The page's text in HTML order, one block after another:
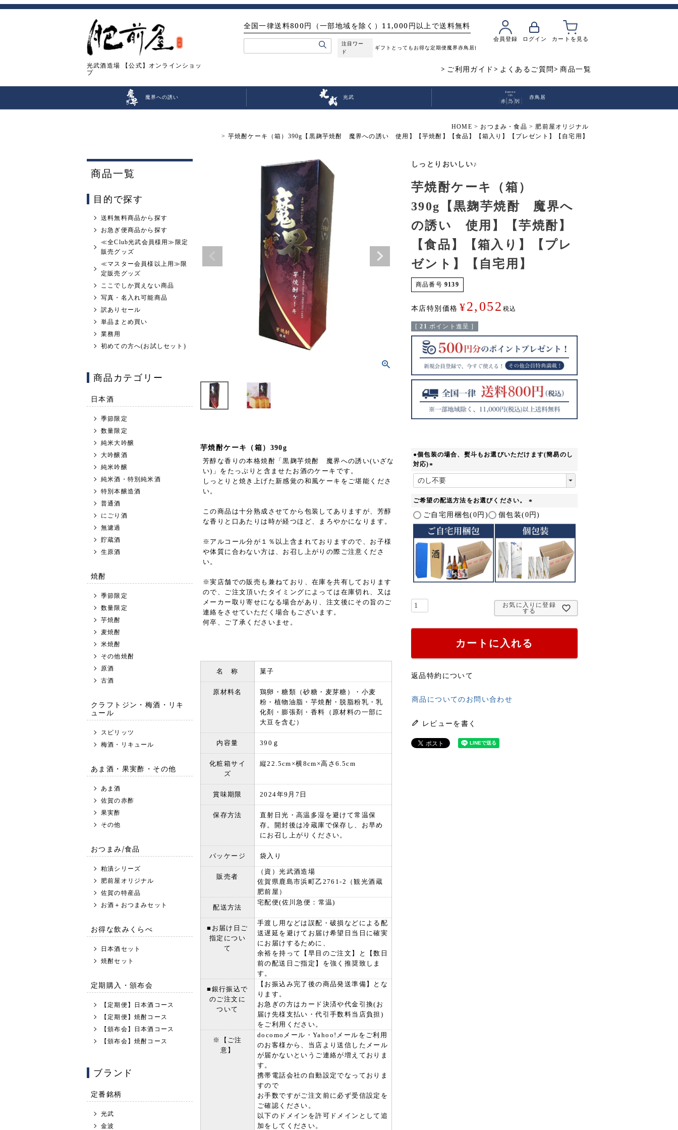
光武酒造場 【公式】オンラインショッ
プ
会員登録 ログイン カートを見る
全国一律送料800円（一部地域を除く）11,000円以上で送料無料
注目ワー
ド
ギフト とってもお得な定期便 魔界赤鳥居飲み比べ
ご利用ガイド よくあるご質問 商品一覧
魔界への誘い 光武 赤鳥居
HOME おつまみ・食品
肥前屋オリジナル
芋焼酎ケーキ（箱）390g【黒麹芋焼酎 魔界への誘い 使用】【芋焼酎】【食品】【箱入り】【プレゼント】【自宅用】
商品一覧
目的で探す
送料無料商品から探す
お急ぎ便商品から探す
≪全Club光武会員様用≫限定
販売グッズ
≪マスター会員様以上用≫限
定販売グッズ
ここでしか買えない商品
写真・名入れ可能商品
訳ありセール
単品まとめ買い
業務用
初めての方へ(お試しセット)
商品カテゴリー
日本酒
季節限定
数量限定
純米大吟醸
大吟醸酒
純米吟醸
純米酒・特別純米酒
特別本醸造酒
普通酒
にごり酒
無濾過
貯蔵酒
生原酒
焼酎
季節限定
数量限定
芋焼酎
麦焼酎
米焼酎
その他焼酎
原酒
古酒
クラフトジン・梅酒・リキ
ュール
スピリッツ
梅酒・リキュール
あま酒・果実酢・その他
あま酒
佐賀の赤酢
果実酢
その他
おつまみ/食品
粕漬シリーズ
肥前屋オリジナル
佐賀の特産品
お酒＋おつまみセット
お得な飲みくらべ
日本酒セット
焼酎セット
定期購入・頒布会
【定期便】日本酒コース
【定期便】焼酎コース
【頒布会】日本酒コース
【頒布会】焼酎コース
ブランド
定番銘柄
光武
金波
芋焼酎ケーキ（箱）390g
芳醇な香りの本格焼酎「黒麹芋焼酎 魔界への誘い(いざな
い)」をたっぷりと含ませたお酒のケーキです。
しっとりと焼き上げた新感覚の和風ケーキをご堪能くださ
い。
この商品は十分熟成させてから包装してありますが、芳醇
な香りと口あたりは時が経つほど、まろやかになります。
※アルコール分が１％以上含まれておりますので、お子様
や体質に合わない方は、お召し上がりの際ご注意くださ
い。
※実店舗での販売も兼ねており、在庫を共有しております
ので、ご注文頂いたタイミングによっては在庫切れ、又は
メーカー取り寄せになる場合があり、注文後にその旨のご
連絡をさせていただく場合もございます。
何卒、ご了承くださいませ。
名 称 菓子
原材料名
鶏卵・糖類（砂糖・麦芽糖）・小麦
粉・植物油脂・芋焼酎・脱脂粉乳・乳
化剤・膨張剤・香料（原材料の一部に
大豆を含む）
内容量 390ｇ
化粧箱サイ
ズ
縦22.5cm×横8cm×高さ6.5cm
賞味期限 2024年9月7日
保存方法
直射日光・高温多湿を避けて常温保
存。開封後は冷蔵庫で保存し、お早め
にお召し上がりください。
パッケージ 袋入り
販売者
（資）光武酒造場
佐賀県鹿島市浜町乙2761-2（観光酒蔵
肥前屋）
配送方法
宅配便(佐川急便：常温)
■お届け日ご
指定につい
て
手渡し用などは誤配・破損などによる配
送遅延を避けてお届け希望日当日に確実
にお届けするために、
余裕を持って【早目のご注文】と【数日
前の配送日ご指定】を強く推奨致しま
す。
■銀行振込で
のご注文に
ついて
【お振込み完了後の商品発送準備】とな
ります。
お急ぎの方はカード決済や代金引換(お
届け先様支払い・代引手数料当店負担)
をご利用ください。
※【ご注
意】
docomoメール・Yahoo!メールをご利用
のお客様から、当店より送信したメール
が届かないというご連絡が増えておりま
す。
携帯電話会社の自動設定でなっておりま
すので
お手数ですがご注文前に必ず受信設定を
ご確認ください。
以下のドメインを許可ドメインとして追
加をしてください。
しっとりおいしい♪
芋焼酎ケーキ（箱）
390g【黒麹芋焼酎 魔界へ
の誘い 使用】【芋焼酎】
【食品】【箱入り】【プレ
ゼント】【自宅用】
商品番号 9139
本店特別価格 ¥2,052 税込
[ 21 ポイント進呈 ]
●個包装の場合、熨斗もお選びいただけます(簡易のし
対応)
(
必
)
ご希望の配送方法をお選びください。
(
須
ご自宅用梱包(0円) 個包装(0円)
お気に入りに登録
する
カートに入れる
返品特約について
商品についてのお問い合わせ
レビューを書く